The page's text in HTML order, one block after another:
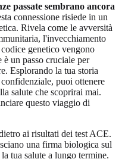
passate sembrano ancora
connessione risiede in un
Rivela come le avversità
l'invecchiamento
genetico vengono
è un passo cruciale per
Esplorando la tua storia
puoi ottenere
salute che scoprirai mai.
questo viaggio di
ai risultati dei test ACE.
una firma biologica sul
tua salute a lungo termine.